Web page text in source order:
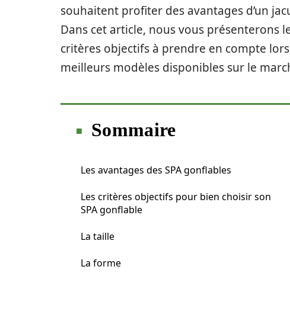
souhaitent profiter des avantages d’un
Dans cet article, nous vous présenterons
critères objectifs à prendre en compte
meilleurs modèles disponibles sur le
Sommaire
Les avantages des SPA gonflables
Les critères objectifs pour bien choisir son
SPA gonflable
La taille
La forme